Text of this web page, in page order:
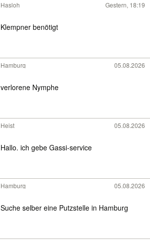
Hasloh Gestern, 18:19
Klempner benötigt
Hamburg 05.08.2026
verlorene Nymphe
Heist 05.08.2026
Hallo. ich gebe Gassi-service
Hamburg 05.08.2026
Suche selber eine Putzstelle in Hamburg